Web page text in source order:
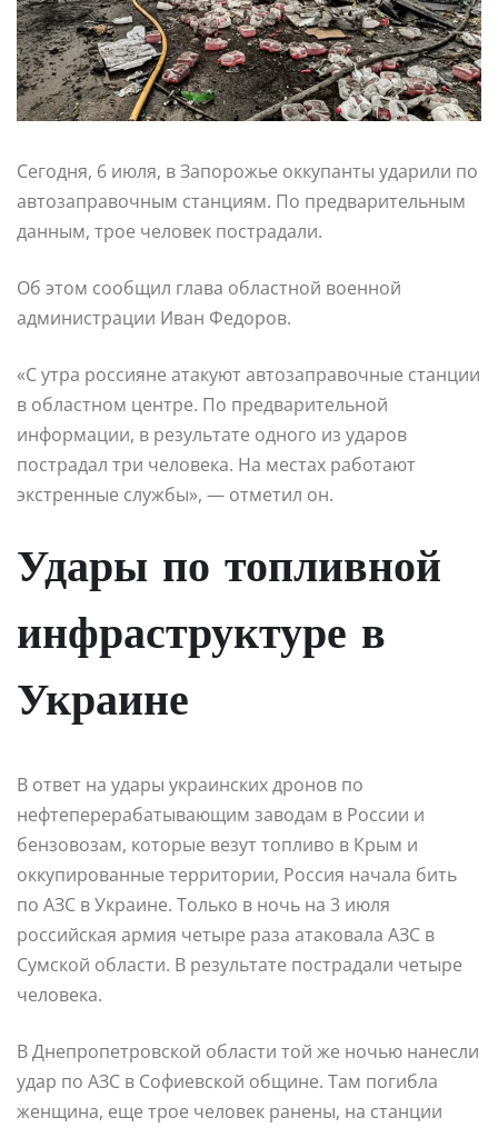
Сегодня, 6 июля, в Запорожье оккупанты ударили по
автозаправочным станциям. По предварительным
данным, трое человек пострадали.
Об этом сообщил глава областной военной
администрации Иван Федоров.
«С утра россияне атакуют автозаправочные станции
в областном центре. По предварительной
информации, в результате одного из ударов
пострадал три человека. На местах работают
экстренные службы», — отметил он.
Удары по топливной
инфраструктуре в
Украине
В ответ на удары украинских дронов по
нефтеперерабатывающим заводам в России и
бензовозам, которые везут топливо в Крым и
оккупированные территории, Россия начала бить
по АЗС в Украине. Только в ночь на 3 июля
российская армия четыре раза атаковала АЗС в
Сумской области. В результате пострадали четыре
человека.
В Днепропетровской области той же ночью нанесли
удар по АЗС в Софиевской общине. Там погибла
женщина, еще трое человек ранены, на станции